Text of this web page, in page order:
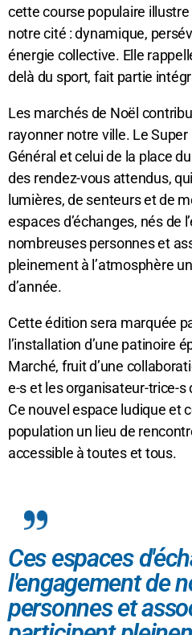
cette course populaire
notre cité : dynamique,
énergie collective. Elle
delà du sport, fait partie
Les marchés de Noël
rayonner notre ville. Le
Général et celui de la place
des rendez-vous attendus,
lumières, de senteurs et de
espaces d’échanges, nés de
nombreuses personnes et
pleinement à l’atmosphère
d’année.
Cette édition sera marquée
l’installation d’une patinoire
Marché, fruit d’une
e-s et les organisateur-trice-
Ce nouvel espace ludique et
population un lieu de
accessible à toutes et tous.
Ces espaces
l'engagement de
personnes et